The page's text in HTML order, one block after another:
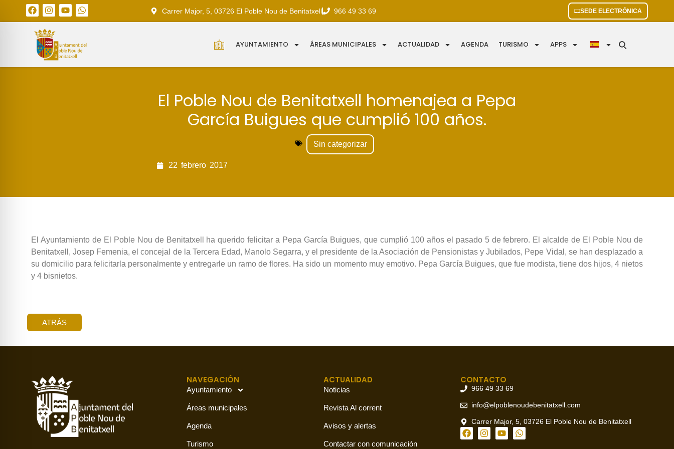
Carrer Major, 5, 03726 El Poble Nou de Benitatxell 966 49 33 69 SEDE ELECTRÓNICA
AYUNTAMIENTO ÁREAS MUNICIPALES ACTUALIDAD AGENDA TURISMO APPS
El Poble Nou de Benitatxell homenajea a Pepa
García Buigues que cumplió 100 años.
Sin categorizar
22 febrero 2017
El Ayuntamiento de El Poble Nou de Benitatxell ha querido felicitar a Pepa García Buigues, que cumplió 100 años el pasado 5 de febrero. El alcalde de El Poble Nou de
Benitatxell, Josep Femenia, el concejal de la Tercera Edad, Manolo Segarra, y el presidente de la Asociación de Pensionistas y Jubilados, Pepe Vidal, se han desplazado a
su domicilio para felicitarla personalmente y entregarle un ramo de flores. Ha sido un momento muy emotivo. Pepa García Buigues, que fue modista, tiene dos hijos, 4 nietos
y 4 bisnietos.
ATRÁS
NAVEGACIÓN
Ayuntamiento
Áreas municipales
Agenda
Turismo
ACTUALIDAD
Noticias
Revista Al corrent
Avisos y alertas
Contactar con comunicación
CONTACTO
966 49 33 69
info@elpoblenoudebenitatxell.com
Carrer Major, 5, 03726 El Poble Nou de Benitatxell